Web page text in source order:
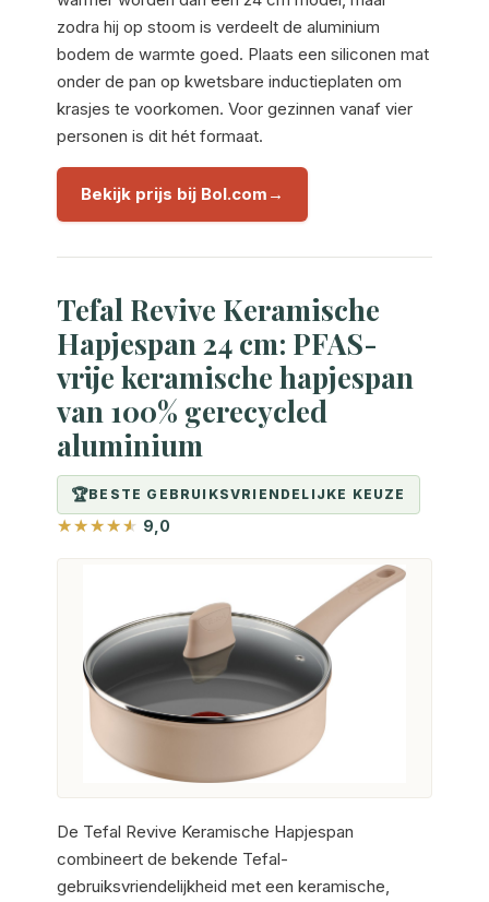
zodra hij op stoom is verdeelt de aluminium
bodem de warmte goed. Plaats een siliconen mat
onder de pan op kwetsbare inductieplaten om
krasjes te voorkomen. Voor gezinnen vanaf vier
personen is dit hét formaat.
Bekijk prijs bij Bol.com
Tefal Revive Keramische
Hapjespan 24 cm: PFAS-
vrije keramische hapjespan
van 100% gerecycled
aluminium
BESTE GEBRUIKSVRIENDELIJKE KEUZE
9,0
De Tefal Revive Keramische Hapjespan
combineert de bekende Tefal-
gebruiksvriendelijkheid met een keramische,